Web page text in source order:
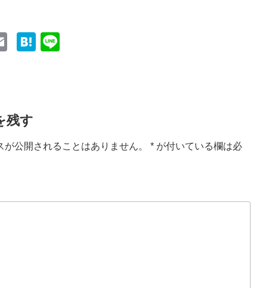
E
H
残す
が公開されることはありません。 * が付いている欄は必